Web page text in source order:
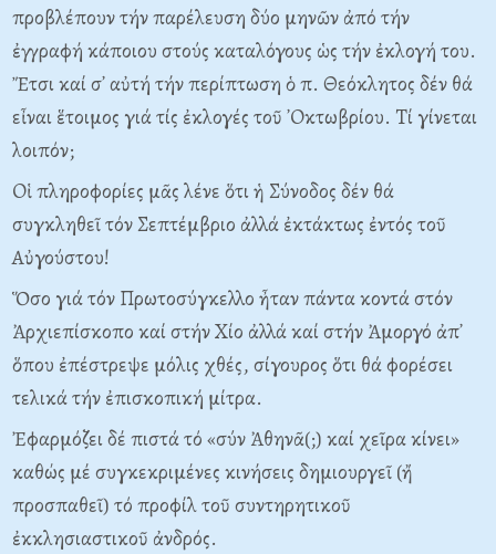
προβλέπουν τήν παρέλευση δύο μηνῶν ἀπό τήν
ἐγγραφή κάποιου στούς καταλόγους ὡς τήν ἐκλογή του.
Ἔτσι καί σ᾽ αὐτή τήν περίπτωση ὁ π. Θεόκλητος δέν θά
εἶναι ἕτοιμος γιά τίς ἐκλογές τοῦ ᾽Oκτωβρίου. Tί γίνεται
λοιπόν;
Oἱ πληροφορίες μᾶς λένε ὅτι ἡ Σύνοδος δέν θά
συγκληθεῖ τόν Σεπτέμβριο ἀλλά ἐκτάκτως ἐντός τοῦ
Aὐγούστου!
Ὅσο γιά τόν Πρωτοσύγκελλο ἦταν πάντα κοντά στόν
Ἀρχιεπίσκοπο καί στήν Xίο ἀλλά καί στήν Ἀμοργό ἀπ᾽
ὅπου ἐπέστρεψε μόλις χθές, σίγουρος ὅτι θά φορέσει
τελικά τήν ἐπισκοπική μίτρα.
Ἐφαρμόζει δέ πιστά τό «σύν Ἀθηνᾶ(;) καί χεῖρα κίνει»
καθώς μέ συγκεκριμένες κινήσεις δημιουργεῖ (ἤ
προσπαθεῖ) τό προφίλ τοῦ συντηρητικοῦ
ἐκκλησιαστικοῦ ἀνδρός.